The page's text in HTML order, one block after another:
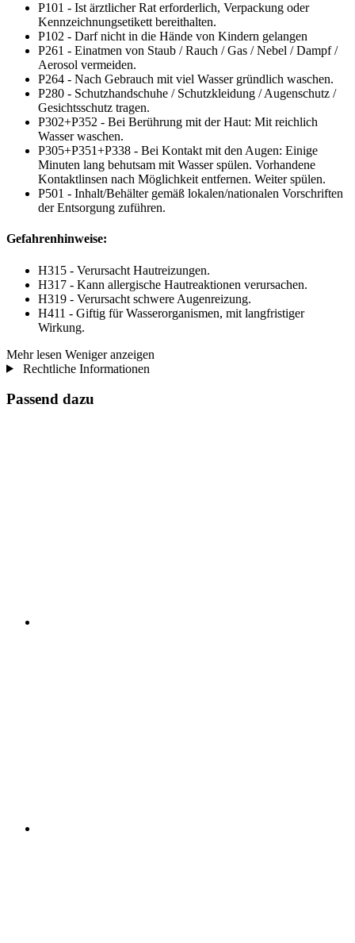
P101 - Ist ärztlicher Rat erforderlich, Verpackung oder
Kennzeichnungsetikett bereithalten.
P102 - Darf nicht in die Hände von Kindern gelangen
P261 - Einatmen von Staub / Rauch / Gas / Nebel / Dampf /
Aerosol vermeiden.
P264 - Nach Gebrauch mit viel Wasser gründlich waschen.
P280 - Schutzhandschuhe / Schutzkleidung / Augenschutz /
Gesichtsschutz tragen.
P302+P352 - Bei Berührung mit der Haut: Mit reichlich
Wasser waschen.
P305+P351+P338 - Bei Kontakt mit den Augen: Einige
Minuten lang behutsam mit Wasser spülen. Vorhandene
Kontaktlinsen nach Möglichkeit entfernen. Weiter spülen.
P501 - Inhalt/Behälter gemäß lokalen/nationalen Vorschriften
der Entsorgung zuführen.
Gefahrenhinweise:
H315 - Verursacht Hautreizungen.
H317 - Kann allergische Hautreaktionen verursachen.
H319 - Verursacht schwere Augenreizung.
H411 - Giftig für Wasserorganismen, mit langfristiger
Wirkung.
Mehr lesen Weniger anzeigen
Rechtliche Informationen
Passend dazu